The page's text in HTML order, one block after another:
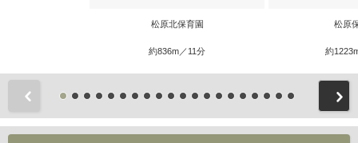
松原北保育園
約836m／11分
松原
約